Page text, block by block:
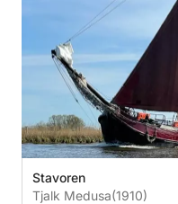
Stavoren
Tjalk Medusa(1910)